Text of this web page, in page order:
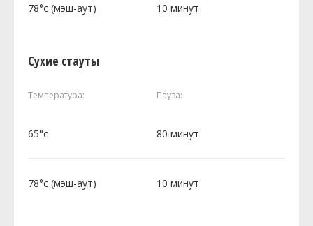
78°c (мэш-аут) 10 минут
Сухие стауты
Температура: Пауза:
65°c 80 минут
78°c (мэш-аут) 10 минут